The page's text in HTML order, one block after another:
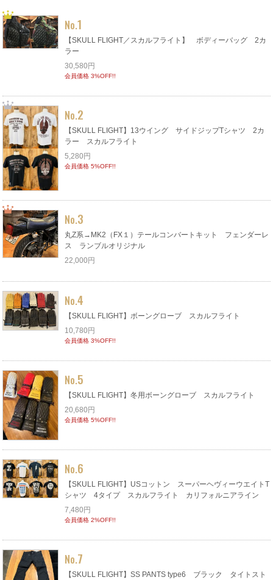
No.1
【SKULL FLIGHT／スカルフライト】 ボディーバッグ 2カ
ラー
30,580円
会員価格 3%OFF!!
No.2
【SKULL FLIGHT】13ウイング サイドジップTシャツ 2カ
ラー スカルフライト
5,280円
会員価格 5%OFF!!
No.3
丸Z系→MK2（FX１）テールコンバートキット フェンダーレ
ス ランブルオリジナル
22,000円
No.4
【SKULL FLIGHT】ボーングローブ スカルフライト
10,780円
会員価格 3%OFF!!
No.5
【SKULL FLIGHT】冬用ボーングローブ スカルフライト
20,680円
会員価格 5%OFF!!
No.6
【SKULL FLIGHT】USコットン スーパーヘヴィーウエイトT
シャツ 4タイプ スカルフライト カリフォルニアライン
7,480円
会員価格 2%OFF!!
No.7
【SKULL FLIGHT】SS PANTS type6 ブラック タイトスト